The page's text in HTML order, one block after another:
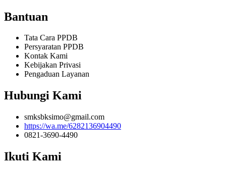
Bantuan
Tata Cara PPDB
Persyaratan PPDB
Kontak Kami
Kebijakan Privasi
Pengaduan Layanan
Hubungi Kami
smksbksimo@gmail.com
https://wa.me/6282136904490
0821-3690-4490
Ikuti Kami